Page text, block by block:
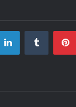
LinkedinTumblr